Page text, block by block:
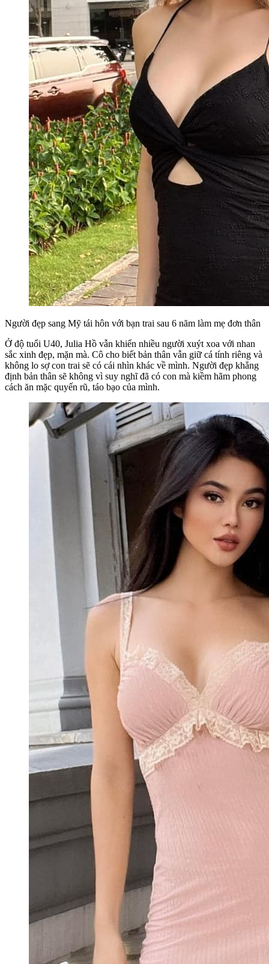
Người đẹp sang Mỹ tái hôn với bạn trai sau 6 năm làm mẹ đơn thân
Ở độ tuổi U40, Julia Hồ vẫn khiến nhiều người xuýt xoa với nhan
sắc xinh đẹp, mặn mà. Cô cho biết bản thân vẫn giữ cá tính riêng và
không lo sợ con trai sẽ có cái nhìn khác về mình. Người đẹp khẳng
định bản thân sẽ không vì suy nghĩ đã có con mà kiềm hãm phong
cách ăn mặc quyến rũ, táo bạo của mình.